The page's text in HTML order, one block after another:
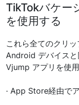
TikTokバケー
を使用する
これら全てのクリ
Android デバイス
Vjump アプリを使用
· App Store経由で